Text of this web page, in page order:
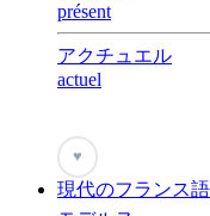
présent
アクチュエル
actuel
♥
現代のフランス語